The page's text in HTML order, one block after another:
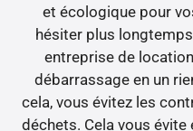
et écologique pour
hésiter plus
entreprise de
débarrassage en un
cela, vous évitez les
déchets. Cela vous